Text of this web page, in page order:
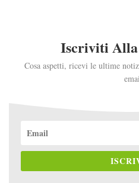
Iscriviti Alla
Cosa aspetti, ricevi le ultime